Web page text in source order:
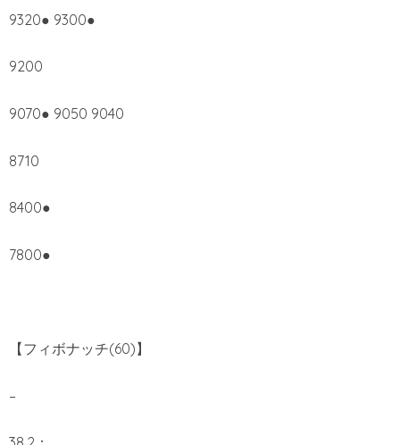
9320● 9300●
9200
9070● 9050 9040
8710
8400●
7800●
【フィボナッチ(60)】
–